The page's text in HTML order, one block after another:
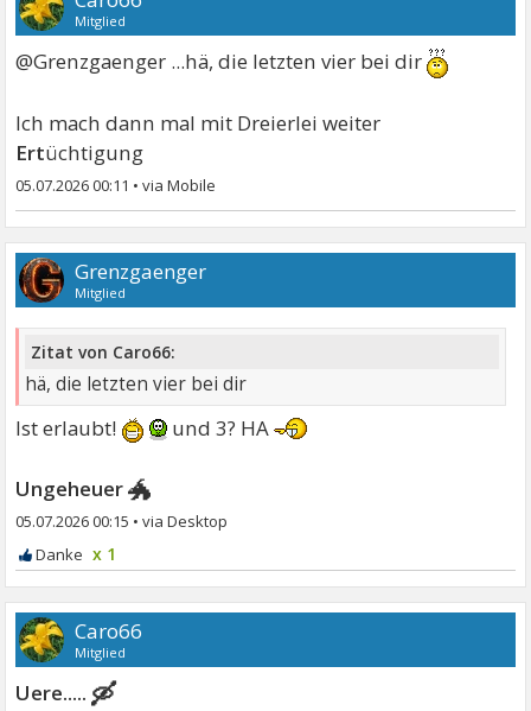
Mitglied
@Grenzgaenger ...hä, die letzten vier bei dir
Ich mach dann mal mit Dreierlei weiter
Ertüchtigung
05.07.2026 00:11 •
Grenzgaenger
Mitglied
Zitat von Caro66:
hä, die letzten vier bei dir
Ist erlaubt! und 3? HA
Ungeheuer🐲
05.07.2026 00:15 •
x 1
Caro66
Mitglied
Uere..... 🛶